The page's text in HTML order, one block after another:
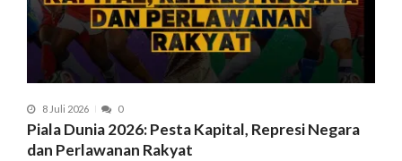
8 Juli 2026 0
Piala Dunia 2026: Pesta Kapital, Represi Negara
dan Perlawanan Rakyat